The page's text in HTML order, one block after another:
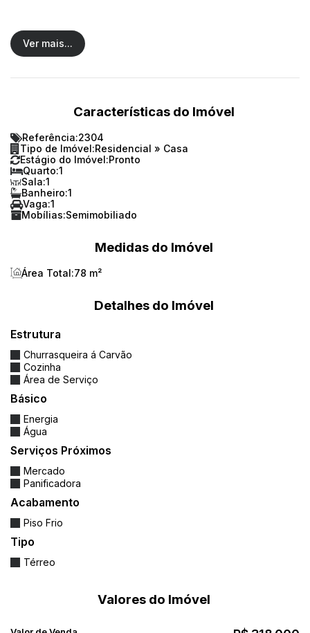
🛏️1 Quarto
🧺Área de serviço
🚗1 Vaga de garagem
🔥Churrasqueira
Área total: 78 m²
- Quem busca praticidade, conforto e ótimo
custo-benefício.
- Investidores ou famílias pequenas que querem
sair do aluguel.
- Morar com tranquilidade em uma região com
fácil acesso a tudo.
✨
conhecer essa excelente oportunidade!
Ver mais...
Características do Imóvel
Referência:2304
Tipo de Imóvel:Residencial » Casa
Estágio do Imóvel:Pronto
Quarto:1
Sala:1
Banheiro:1
Vaga:1
Mobílias:Semimobiliado
Medidas do Imóvel
Área Total:78 m²
Detalhes do Imóvel
Estrutura
Churrasqueira á Carvão
Cozinha
Área de Serviço
Básico
Energia
Água
Serviços Próximos
Mercado
Panificadora
Acabamento
Piso Frio
Tipo
Térreo
Valores do Imóvel